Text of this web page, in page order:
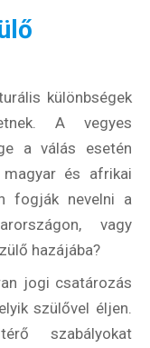
különbségek
A vegyes
a válás esetén
és afrikai
fogják nevelni a
vagy
hazájába?
jogi csatározás
szülővel éljen.
szabályokat